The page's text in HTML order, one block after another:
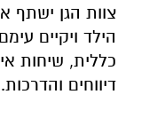
צוות הגן ישתף
הילד ויקיים
כללית, שיחות
דיווחים והדרכות.